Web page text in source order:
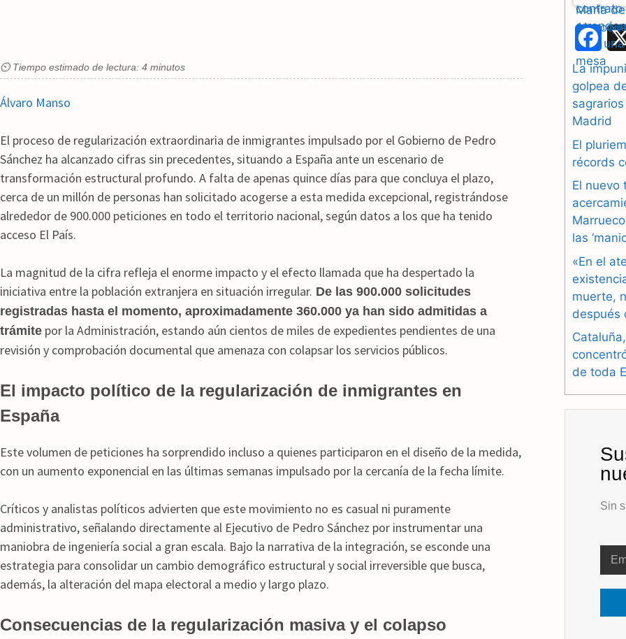
⏲ Tiempo estimado de lectura: 4 minutos
Álvaro Manso
El proceso de regularización extraordinaria de inmigrantes impulsado por el Gobierno de Pedro
Sánchez ha alcanzado cifras sin precedentes, situando a España ante un escenario de
transformación estructural profundo. A falta de apenas quince días para que concluya el plazo,
cerca de un millón de personas han solicitado acogerse a esta medida excepcional, registrándose
alrededor de 900.000 peticiones en todo el territorio nacional, según datos a los que ha tenido
acceso El País.
La magnitud de la cifra refleja el enorme impacto y el efecto llamada que ha despertado la
iniciativa entre la población extranjera en situación irregular. De las 900.000 solicitudes
registradas hasta el momento, aproximadamente 360.000 ya han sido admitidas a
trámite por la Administración, estando aún cientos de miles de expedientes pendientes de una
revisión y comprobación documental que amenaza con colapsar los servicios públicos.
El impacto político de la regularización de inmigrantes en
España
Este volumen de peticiones ha sorprendido incluso a quienes participaron en el diseño de la medida,
con un aumento exponencial en las últimas semanas impulsado por la cercanía de la fecha límite.
Críticos y analistas políticos advierten que este movimiento no es casual ni puramente
administrativo, señalando directamente al Ejecutivo de Pedro Sánchez por instrumentar una
maniobra de ingeniería social a gran escala. Bajo la narrativa de la integración, se esconde una
estrategia para consolidar un cambio demográfico estructural y social irreversible que busca,
además, la alteración del mapa electoral a medio y largo plazo.
Consecuencias de la regularización masiva y el colapso
F
a
c
e
b
o
o
k
La
golpea
Madrid
El
récords
El nuevo
las
«En el
muerte,
después
de toda
Sin